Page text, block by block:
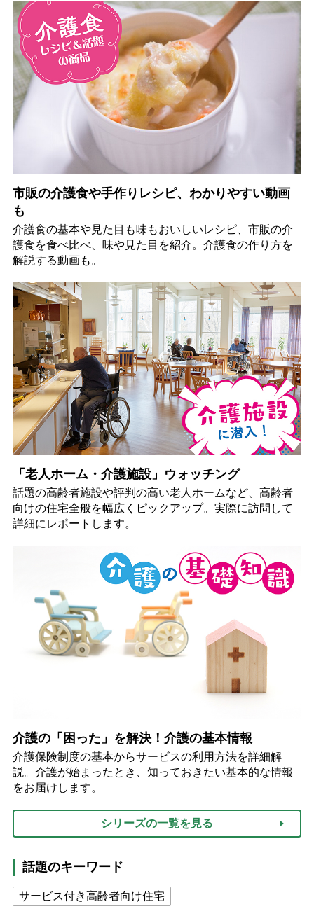
市販の介護食や手作りレシピ、わかりやすい動画
も
介護食の基本や見た目も味もおいしいレシピ、市販の介
護食を食べ比べ、味や見た目を紹介。介護食の作り方を
解説する動画も。
「老人ホーム・介護施設」ウォッチング
話題の高齢者施設や評判の高い老人ホームなど、高齢者
向けの住宅全般を幅広くピックアップ。実際に訪問して
詳細にレポートします。
介護の「困った」を解決！介護の基本情報
介護保険制度の基本からサービスの利用方法を詳細解
説。介護が始まったとき、知っておきたい基本的な情報
をお届けします。
シリーズの一覧を見る
話題のキーワード
サービス付き高齢者向け住宅